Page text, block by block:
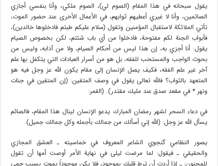
يقول سبحانه في هذا المقام (الصوم لي)، الصوم ملكي، وأنا بنفسي أجازي
الصائمين، وأنا لا غيري أعطيهم ثوابهم، في الأعمال الأخرى عند حضور الموت،
تأتي الملائكة لاستقبال المؤمنين وتقول (سلام عليكم طبتم فادخلوها خالدين)،
فأبواب الجنة لكم مفتوحة، فادخلوا من أي باب شئتم، لكن بخصوص الصيام
يقول: أنا أجزي به، إن هذا ليس من أحكام الصيام، ولا من آدابه، وليس من
بحوث الواجب والمستحب للفقه، بل هو من أسرار العبادات التي يتكفل بها علم
آخر غير علم الفقه، فكيف يصل الإنسان إلى مقام يكون الله عز وجل فيه هو
المتعهد بالثواب؟ فالله تعالى يقول في وصف المتقين: (إن المتقين في جنات
ونهر * في مقعد صدق عند مليك مقتدر). (القمر:
في دعاء السحر لشهر رمضان المبارك يدعو الإنسان لينال هذا المقام، فالصائم
يسأل الله عز وجل: (الله إني أسألك من جمالك بأجمله وكل جمالك جميل).
يصور النظامي گنجوي الشاعر المعروف في خماسيته ـ العشق المجازي
والحقيقي ـ فيقول: لما مرضت ليلى في نهاية الأمر أوصت أمها أن تقول
للمجنون: ـ إذا أردت أن ترط قلبك بموجود، فلا يكن موجوداً يموت بسبب حمى